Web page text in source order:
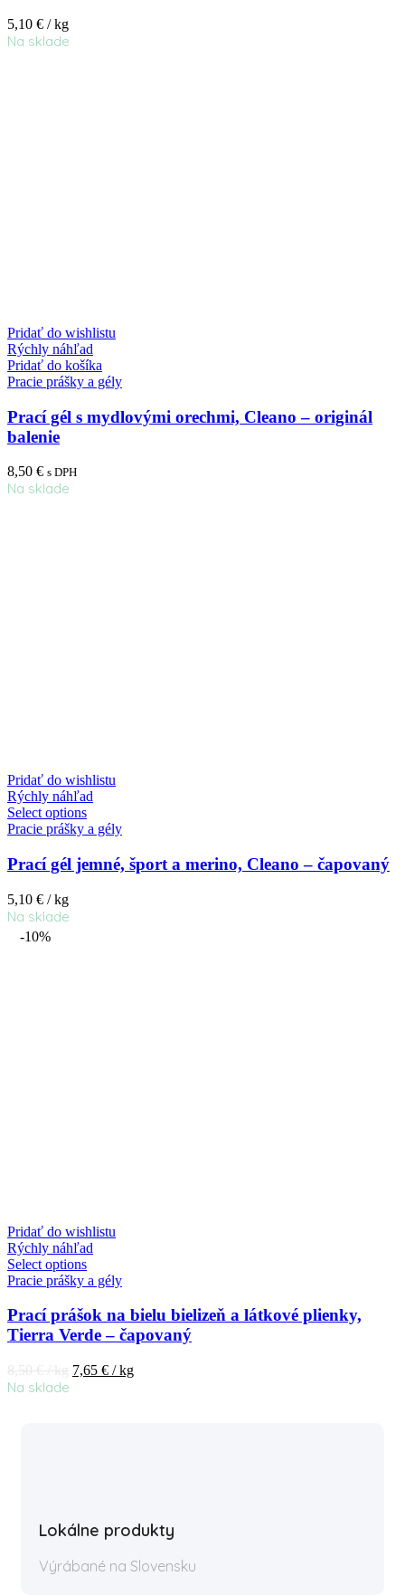
5,10 € / kg
Na sklade
Pridať do wishlistu
Rýchly náhľad
Pridať do košíka
Pracie prášky a gély
Prací gél s mydlovými orechmi, Cleano – originál
balenie
8,50 € s DPH
Na sklade
Pridať do wishlistu
Rýchly náhľad
Select options
Pracie prášky a gély
Prací gél jemné, šport a merino, Cleano – čapovaný
5,10 € / kg
Na sklade
-10%
Pridať do wishlistu
Rýchly náhľad
Select options
Pracie prášky a gély
Prací prášok na bielu bielizeň a látkové plienky,
Tierra Verde – čapovaný
7,65 € / kg
Na sklade
Lokálne produkty
Výrábané na Slovensku